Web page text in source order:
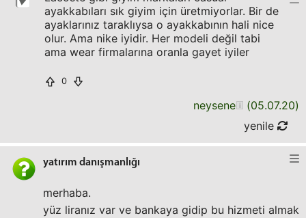
ayakkabıları sık giyim için üretmiyorlar. Bir de
ayaklarınız taraklıysa o ayakkabının hali nice
olur. Ama nike iyidir. Her modeli değil tabi
ama wear firmalarına oranla gayet iyiler
0
neysene (05.07.20)
yenile
yatırım danışmanlığı
merhaba.
yüz liranız var ve bankaya gidip bu hizmeti almak